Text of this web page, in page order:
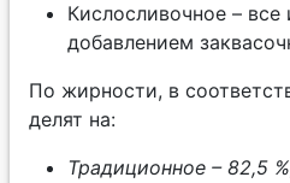
Кислосливочное –
добавлением
По жирности, в
делят на:
Традиционное – 82,5